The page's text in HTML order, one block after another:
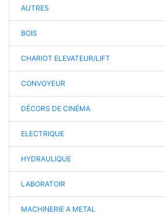
AUTRES
BOIS
CHARIOT ELEVATEUR/LIFT
CONVOYEUR
DÉCORS DE CINÉMA
ELECTRIQUE
HYDRAULIQUE
LABORATOIR
MACHINERIE A METAL